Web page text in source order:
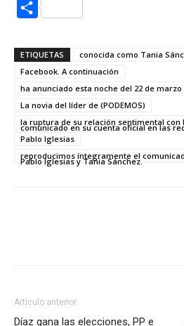
Compartir
ETIQUETAS
conocida como Tania
Facebook. A continuación
ha anunciado esta noche del 22 de marzo
La novia del líder de (PODEMOS)
la ruptura de su relación sentimental con
comunicado en su cuenta oficial en las
Pablo Iglesias
reproducimos íntegramente el
Pablo Iglesias y Tania Sánchez.
Artículo anterior
Díaz gana las elecciones, PP e